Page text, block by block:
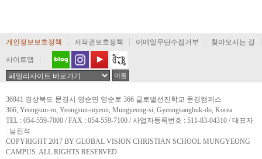
개인정보보호정책 저작권보호정책 이메일무단수집거부 찾아오시는 길
사이트맵
36941 경상북도 문경시 영순면 영순로 366 글로벌선진학교 문경캠퍼스
366, Yeongsun-ro, Yeongsun-myeon, Mungyeong-si, Gyeongsangbuk-do, Korea
TEL : 054-559-7000 / FAX : 054-559-7100 / 사업자등록번호 : 511-83-04310 / 대표자
: 남진석
COPYRIGHT 2017 BY GLOBAL VISION CHRISTIAN SCHOOL MUNGYEONG
CAMPUS. ALL RIGHTS RESERVED